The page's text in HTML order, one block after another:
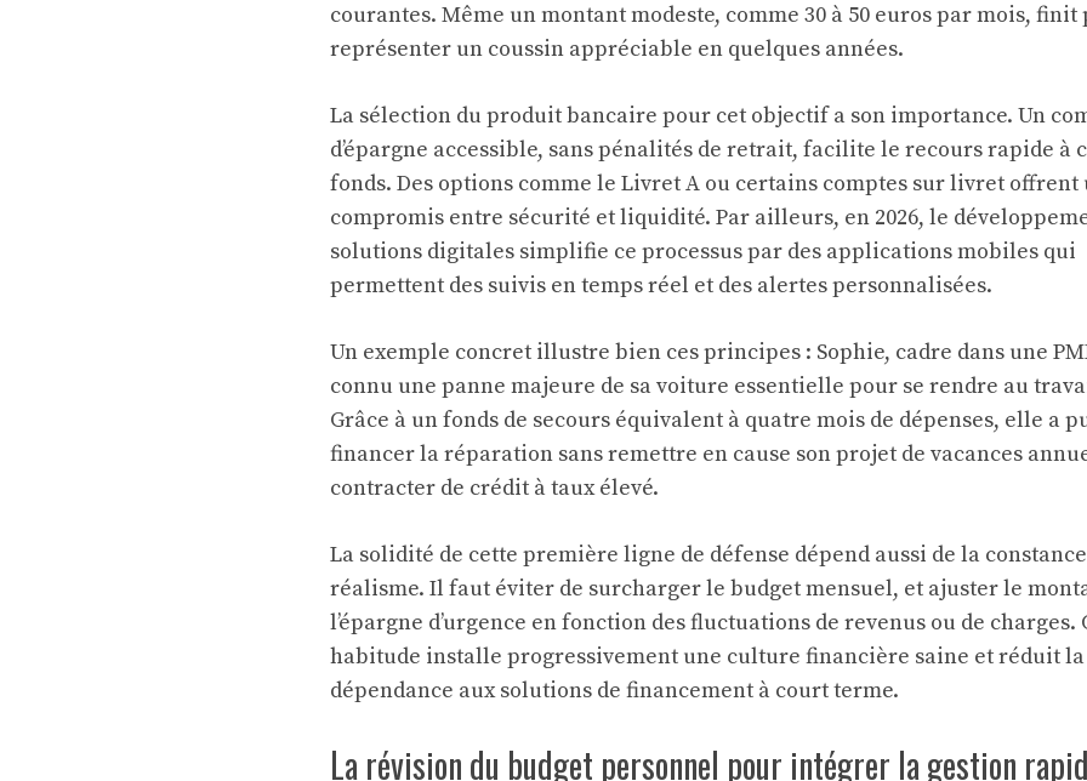
courantes. Même un montant modeste, comme 30 à 50 euros par mois, finit
représenter un coussin appréciable en quelques années.
La sélection du produit bancaire pour cet objectif a son importance. Un
d’épargne accessible, sans pénalités de retrait, facilite le recours rapide à
fonds. Des options comme le Livret A ou certains comptes sur livret offrent
compromis entre sécurité et liquidité. Par ailleurs, en 2026, le
solutions digitales simplifie ce processus par des applications mobiles qui
permettent des suivis en temps réel et des alertes personnalisées.
Un exemple concret illustre bien ces principes : Sophie, cadre dans une
connu une panne majeure de sa voiture essentielle pour se rendre au
Grâce à un fonds de secours équivalent à quatre mois de dépenses, elle a
financer la réparation sans remettre en cause son projet de vacances
contracter de crédit à taux élevé.
La solidité de cette première ligne de défense dépend aussi de la
réalisme. Il faut éviter de surcharger le budget mensuel, et ajuster le
l’épargne d’urgence en fonction des fluctuations de revenus ou de charges.
habitude installe progressivement une culture financière saine et réduit la
dépendance aux solutions de financement à court terme.
La révision du budget personnel pour intégrer la gestion